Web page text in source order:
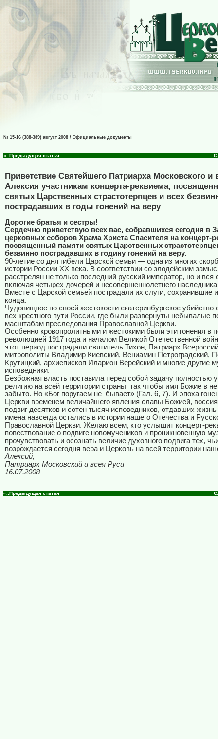
№ 15-16 (388-389) август 2008 / Официальные документы
«..Предыдущая статья
Приветствие Святейшего Патриарха Московского и
Алексия участникам концерта-реквиема,
святых Царственных страстотерпцев и всех
пострадавших в годы гонений на веру
Дорогие братья и сестры!
Сердечно приветствую всех вас, собравшихся сегодня в
церковных соборов Храма Христа Спасителя на концерт-
посвященный памяти святых Царственных
безвинно пострадавших в годину гонений на веру.
90-летие со дня гибели Царской семьи — одна из многих
истории России XX века. В соответствии со злодейским
расстрелян не только последний русский император, но и вся
включая четырех дочерей и несовершеннолетнего
Вместе с Царской семьей пострадали их слуги, сохранившие
конца.
Чудовищное по своей жестокости екатеринбургское убийство
вех крестного пути России, где были развернуты небывалые
масштабам преследования Православной Церкви.
Особенно кровопролитными и жестокими были эти гонения в
революцией 1917 года и началом Великой Отечественной
этот период пострадали святитель Тихон, Патриарх
митрополиты Владимир Киевский, Вениамин Петроградский,
Крутицкий, архиепископ Иларион Верейский и многие другие
исповедники.
Безбожная власть поставила перед собой задачу полностью
религию на всей территории страны, так чтобы имя Божие в
забыто. Но «Бог поругаем не бывает» (Гал. 6, 7). И эпоха
Церкви временем величайшего явления славы Божией,
подвиг десятков и сотен тысяч исповедников, отдавших
имена навсегда остались в истории нашего Отечества и
Православной Церкви. Желаю всем, кто услышит концерт-
повествование о подвиге новомучеников и проникновенную
прочувствовать и осознать величие духовного подвига тех,
возрождается сегодня вера и Церковь на всей территории
Алексий,
Патриарх Московский и всея Руси
16.07.2008
«..Предыдущая статья